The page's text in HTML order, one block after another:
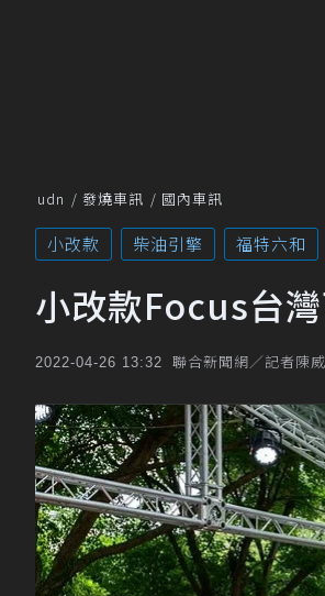
udn 發燒車訊 國內車訊
小改款 柴油引擎 福特六和
小改款Focus台
2022-04-26 13:32 聯合新聞網／記者陳